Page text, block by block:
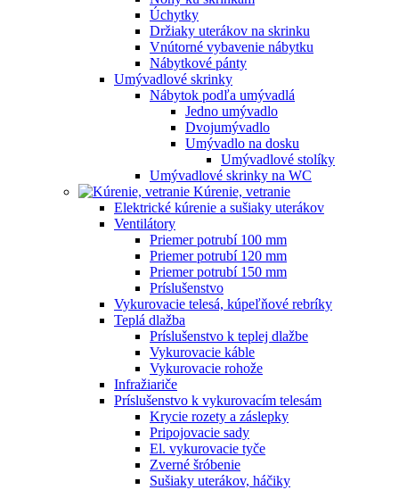
Úchytky
Držiaky uterákov na skrinku
Vnútorné vybavenie nábytku
Nábytkové pánty
Umývadlové skrinky
Nábytok podľa umývadlá
Jedno umývadlo
Dvojumývadlo
Umývadlo na dosku
Umývadlové stolíky
Umývadlové skrinky na WC
Kúrenie, vetranie
Elektrické kúrenie a sušiaky uterákov
Ventilátory
Priemer potrubí 100 mm
Priemer potrubí 120 mm
Priemer potrubí 150 mm
Príslušenstvo
Vykurovacie telesá, kúpeľňové rebríky
Teplá dlažba
Príslušenstvo k teplej dlažbe
Vykurovacie káble
Vykurovacie rohože
Infražiariče
Príslušenstvo k vykurovacím telesám
Krycie rozety a záslepky
Pripojovacie sady
El. vykurovacie tyče
Zverné šróbenie
Sušiaky uterákov, háčiky